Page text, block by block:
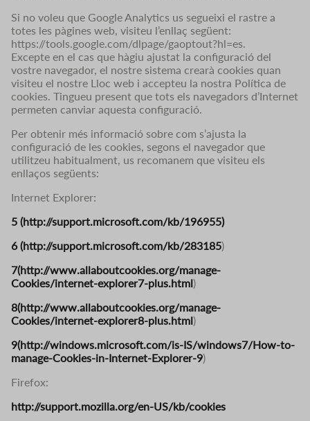
Si no voleu que Google Analytics us segueixi el rastre a
totes les pàgines web, visiteu l’enllaç següent:
https://tools.google.com/dlpage/gaoptout?hl=es.
Excepte en el cas que hàgiu ajustat la configuració del
vostre navegador, el nostre sistema crearà cookies quan
visiteu el nostre Lloc web i accepteu la nostra Política de
cookies. Tingueu present que tots els navegadors d’Internet
permeten canviar aquesta configuració.
Per obtenir més informació sobre com s’ajusta la
configuració de les cookies, segons el navegador que
utilitzeu habitualment, us recomanem que visiteu els
enllaços següents:
Internet Explorer:
5 (http://support.microsoft.com/kb/196955)
6 (http://support.microsoft.com/kb/283185)
7(http://www.allaboutcookies.org/manage-
Cookies/internet-explorer7-plus.html)
8(http://www.allaboutcookies.org/manage-
Cookies/internet-explorer8-plus.html)
9(http://windows.microsoft.com/is-IS/windows7/How-to-
manage-Cookies-in-Internet-Explorer-9)
Firefox:
http://support.mozilla.org/en-US/kb/cookies